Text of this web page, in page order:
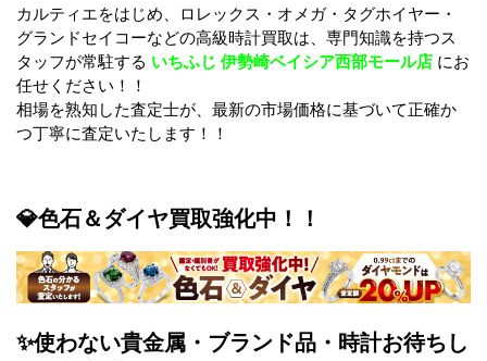
カルティエをはじめ、ロレックス・オメガ・タグホイヤー・
グランドセイコーなどの高級時計買取は、専門知識を持つス
タッフが常駐する いちふじ 伊勢崎ベイシア西部モール店 にお
任せください！！
相場を熟知した査定士が、最新の市場価格に基づいて正確か
つ丁寧に査定いたします！！
💎色石＆ダイヤ買取強化中！！
✨使わない貴金属・ブランド品・時計お待ちし